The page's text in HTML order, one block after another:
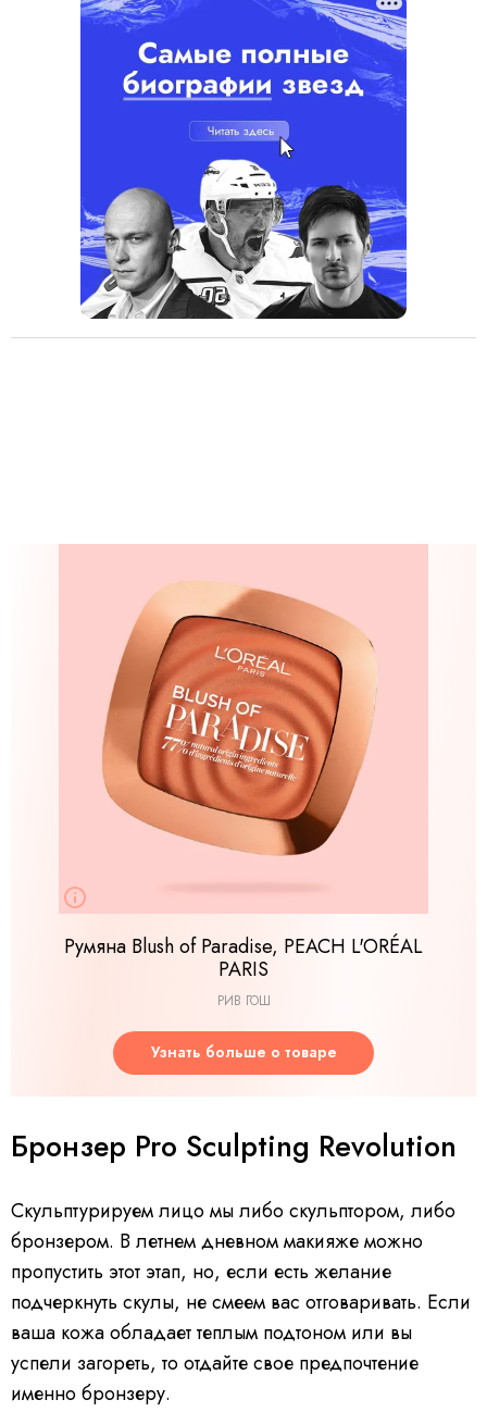
Румяна Blush of Paradise, PEACH L'ORÉAL
PARIS
РИВ ГОШ
Узнать больше о товаре
Бронзер Pro Sculpting Revolution
Скульптурируем лицо мы либо скульптором, либо
бронзером. В летнем дневном макияже можно
пропустить этот этап, но, если есть желание
подчеркнуть скулы, не смеем вас отговаривать. Если
ваша кожа обладает теплым подтоном или вы
успели загореть, то отдайте свое предпочтение
именно бронзеру.